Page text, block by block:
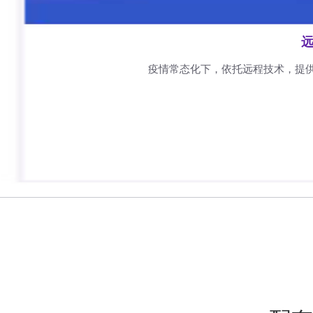
疫情常态化下，依托远程技术，提